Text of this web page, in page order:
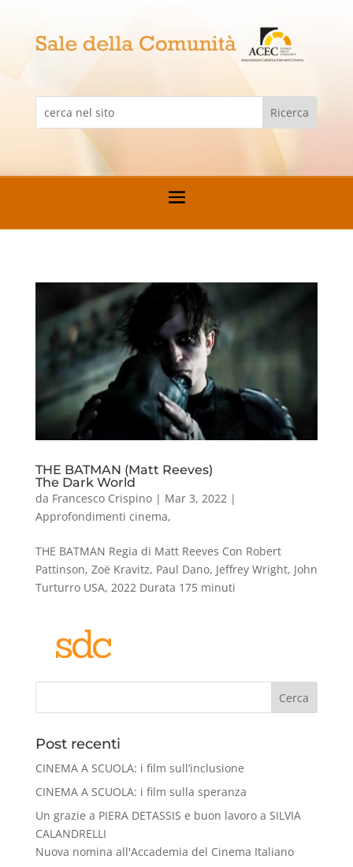
THE BATMAN (Matt Reeves)
The Dark World
da Francesco Crispino| Mar 3, 2022|
Approfondimenti cinema,
THE BATMAN Regia di Matt Reeves Con Robert
Pattinson, Zoë Kravitz, Paul Dano, Jeffrey Wright, John
Turturro USA, 2022 Durata 175 minuti
Cerca
Post recenti
CINEMA A SCUOLA: i film sull’inclusione
CINEMA A SCUOLA: i film sulla speranza
Un grazie a PIERA DETASSIS e buon lavoro a SILVIA
CALANDRELLI
Nuova nomina all'Accademia del Cinema Italiano